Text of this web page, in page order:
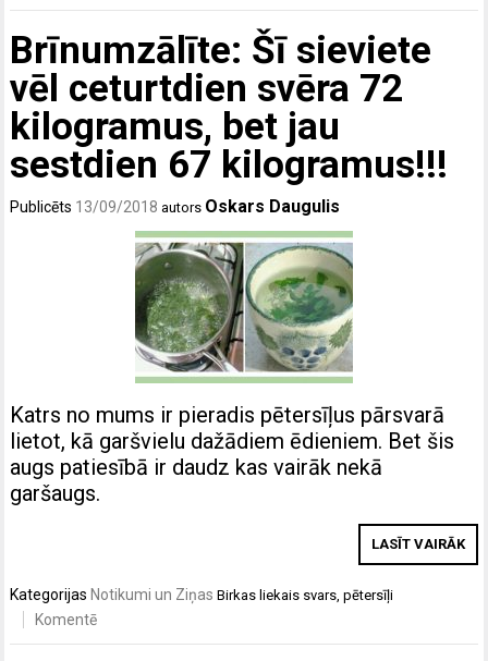
Brīnumzālīte: Šī sieviete
vēl ceturtdien svēra 72
kilogramus, bet jau
sestdien 67 kilogramus!!!
Publicēts 13/09/2018 autors Oskars Daugulis
Katrs no mums ir pieradis pētersīļus pārsvarā
lietot, kā garšvielu dažādiem ēdieniem. Bet šis
augs patiesībā ir daudz kas vairāk nekā
garšaugs.
LASĪT VAIRĀK
Kategorijas Notikumi un Ziņas Birkas liekais svars,pētersīļi
Komentē